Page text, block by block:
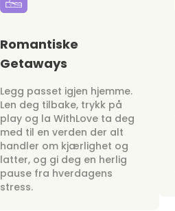
Romantiske
Getaways
Legg passet igjen hjemme.
Len deg tilbake, trykk på
play og la WithLove ta deg
med til en verden der alt
handler om kjærlighet og
latter, og gi deg en herlig
pause fra hverdagens
stress.